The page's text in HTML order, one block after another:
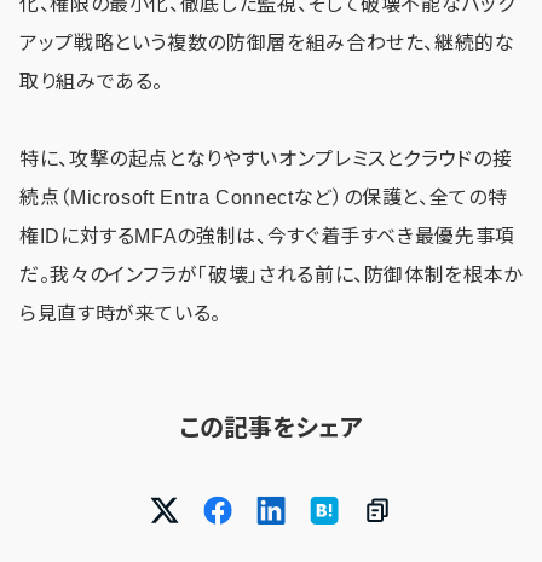
化、権限の最小化、徹底した監視、そして破壊不能なバック
アップ戦略という複数の防御層を組み合わせた、継続的な
取り組みである。
特に、攻撃の起点となりやすいオンプレミスとクラウドの接
続点（Microsoft Entra Connectなど）の保護と、全ての特
権IDに対するMFAの強制は、今すぐ着手すべき最優先事項
だ。我々のインフラが「破壊」される前に、防御体制を根本か
ら見直す時が来ている。
この記事をシェア